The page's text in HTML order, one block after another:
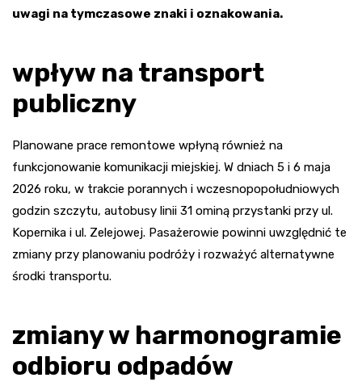
uwagi na tymczasowe znaki i oznakowania.
wpływ na transport
publiczny
Planowane prace remontowe wpłyną również na
funkcjonowanie komunikacji miejskiej. W dniach 5 i 6 maja
2026 roku, w trakcie porannych i wczesnopopołudniowych
godzin szczytu, autobusy linii 31 ominą przystanki przy ul.
Kopernika i ul. Zelejowej. Pasażerowie powinni uwzględnić te
zmiany przy planowaniu podróży i rozważyć alternatywne
środki transportu.
zmiany w harmonogramie
odbioru odpadów